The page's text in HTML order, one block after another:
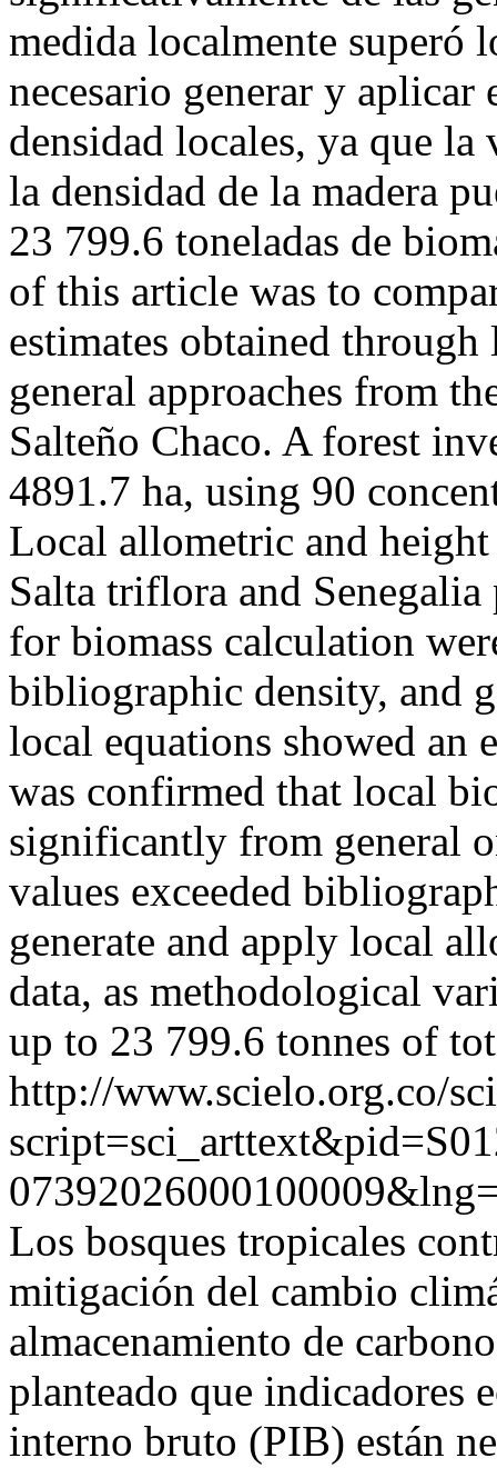
medida localmente superó
necesario generar y aplicar
densidad locales, ya que
la densidad de la madera
23 799.6 toneladas de
of this article was to
estimates obtained
general approaches from
Salteño Chaco. A forest
4891.7 ha, using 90
Local allometric and
Salta triflora and
for biomass calculation
bibliographic density, and
local equations showed
was confirmed that local
significantly from general
values exceeded
generate and apply local
data, as methodological
up to 23 799.6 tonnes of
http://www.scielo.org.co/
Los bosques tropicales
mitigación del cambio
almacenamiento de
planteado que indicadores
interno bruto (PIB) están